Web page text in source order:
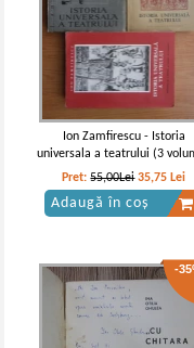
Ion Zamfirescu - Istoria
universala a teatrului (3
Pret:55,00Lei 35,75 Lei
Adaugă în coș
-